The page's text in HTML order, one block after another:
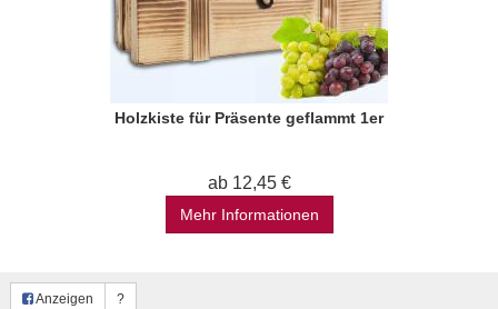
Holzkiste für Präsente geflammt 1er
ab 12,45 €
Mehr Informationen
Anzeigen ?